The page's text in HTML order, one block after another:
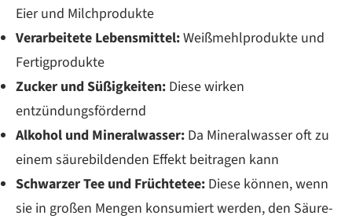
Eier und Milchprodukte
Verarbeitete Lebensmittel:Weißmehlprodukte und
Fertigprodukte
Zucker und Süßigkeiten: Diese wirken
entzündungsfördernd
Alkohol und Mineralwasser: Da Mineralwasser oft zu
einem säurebildenden Effekt beitragen kann
Schwarzer Tee und Früchtetee: Diese können, wenn
sie in großen Mengen konsumiert werden, den Säure-